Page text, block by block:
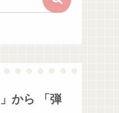
から 「弾